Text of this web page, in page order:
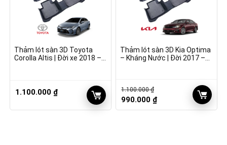
Thảm lót sàn 3D Toyota
Corolla Altis | Đời xe 2018 –
1.100.000 ₫
Thảm lót sàn 3D Kia Optima
– Kháng Nước | Đời 2017 –
1.100.000₫
Giá
gốc
990.000 ₫Giá
hiện